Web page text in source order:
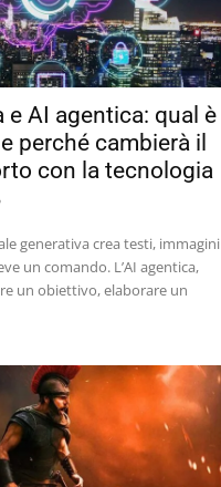
e AI agentica: qual è
perché cambierà il
con la tecnologia
generativa crea testi, immagini
un comando. L’AI agentica,
un obiettivo, elaborare un